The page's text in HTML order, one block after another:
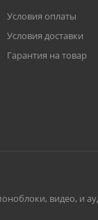
Условия оплаты
Условия доставки
Гарантия на товар
видео, и